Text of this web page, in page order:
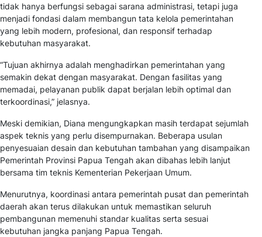
tidak hanya berfungsi sebagai sarana administrasi, tetapi juga
menjadi fondasi dalam membangun tata kelola pemerintahan
yang lebih modern, profesional, dan responsif terhadap
kebutuhan masyarakat.
“Tujuan akhirnya adalah menghadirkan pemerintahan yang
semakin dekat dengan masyarakat. Dengan fasilitas yang
memadai, pelayanan publik dapat berjalan lebih optimal dan
terkoordinasi,” jelasnya.
Meski demikian, Diana mengungkapkan masih terdapat sejumlah
aspek teknis yang perlu disempurnakan. Beberapa usulan
penyesuaian desain dan kebutuhan tambahan yang disampaikan
Pemerintah Provinsi Papua Tengah akan dibahas lebih lanjut
bersama tim teknis Kementerian Pekerjaan Umum.
Menurutnya, koordinasi antara pemerintah pusat dan pemerintah
daerah akan terus dilakukan untuk memastikan seluruh
pembangunan memenuhi standar kualitas serta sesuai
kebutuhan jangka panjang Papua Tengah.